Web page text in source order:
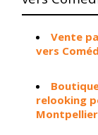
Vente
vers
relooking
Montpellier